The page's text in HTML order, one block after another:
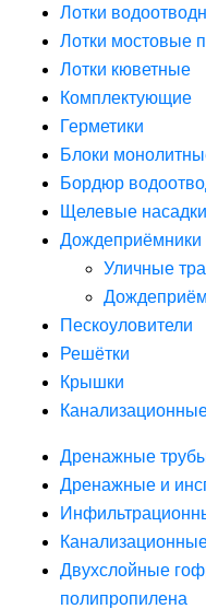
Лотки
Лотки мостовые
Лотки кюветные
Комплектующие
Герметики
Блоки
Бордюр
Щелевые насадки
Дождеприёмники
Уличные
Пескоуловители
Решётки
Крышки
Дренажные
Дренажные и
Двухслойные
полипропилена